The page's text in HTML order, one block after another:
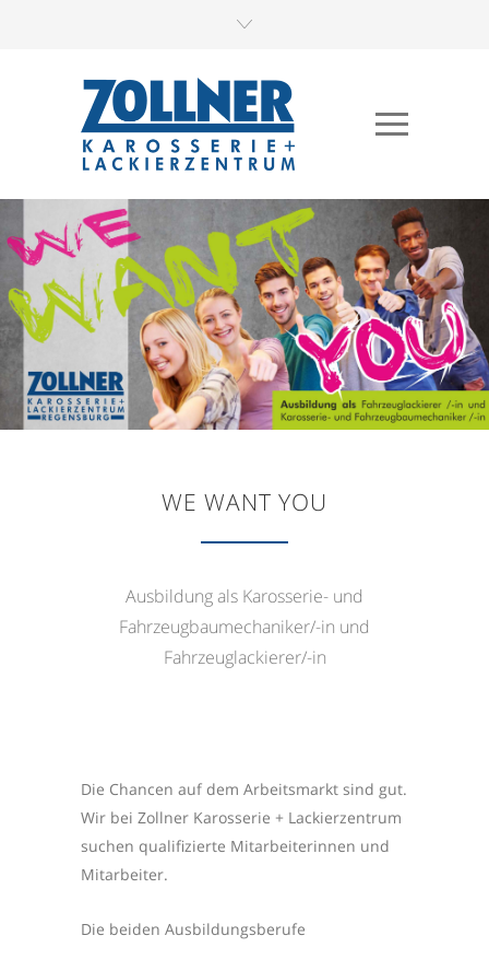
WE WANT YOU
Ausbildung als Karosserie- und
Fahrzeugbaumechaniker/-in und
Fahrzeuglackierer/-in
Die Chancen auf dem Arbeitsmarkt sind gut.
Wir bei Zollner Karosserie + Lackierzentrum
suchen qualifizierte Mitarbeiterinnen und
Mitarbeiter.
Die beiden Ausbildungsberufe